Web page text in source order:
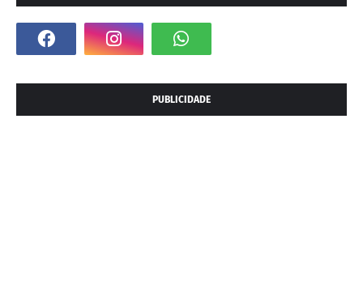
PUBLICIDADE